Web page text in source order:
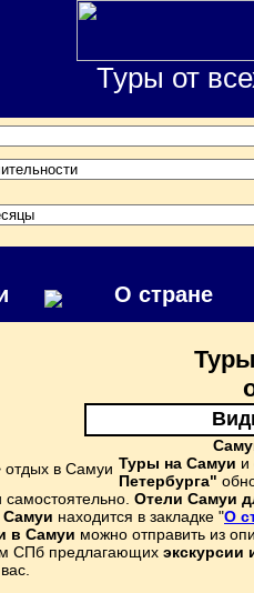
Туры от
О стране
Туры на Самуи и
Петербурга"
Отели Самуи
Самуи находится в закладке "О
в Самуи можно отправить из
СПб предлагающих экскурсии